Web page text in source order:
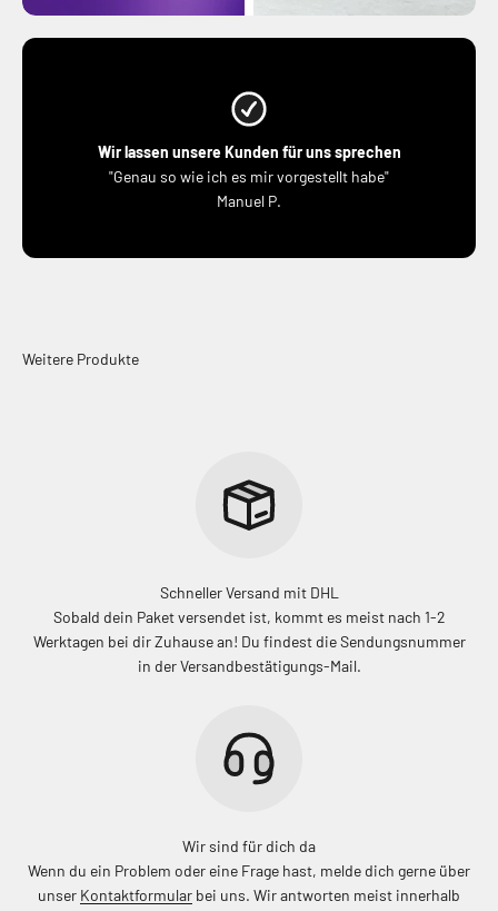
Wir lassen unsere Kunden für uns sprechen
"Genau so wie ich es mir vorgestellt habe"
Manuel P.
Schneller Versand mit DHL
Sobald dein Paket versendet ist, kommt es meist nach 1-2
Werktagen bei dir Zuhause an! Du findest die Sendungsnummer
in der Versandbestätigungs-Mail.
Wir sind für dich da
Wenn du ein Problem oder eine Frage hast, melde dich gerne über
unser Kontaktformular bei uns. Wir antworten meist innerhalb